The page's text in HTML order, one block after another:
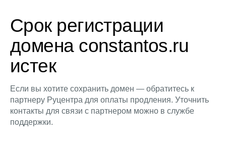
Срок регистрации
домена constantos.ru
истек
Если вы хотите сохранить домен — обратитесь к
партнеру Руцентра для оплаты продления. Уточнить
контакты для связи с партнером можно в службе
поддержки.